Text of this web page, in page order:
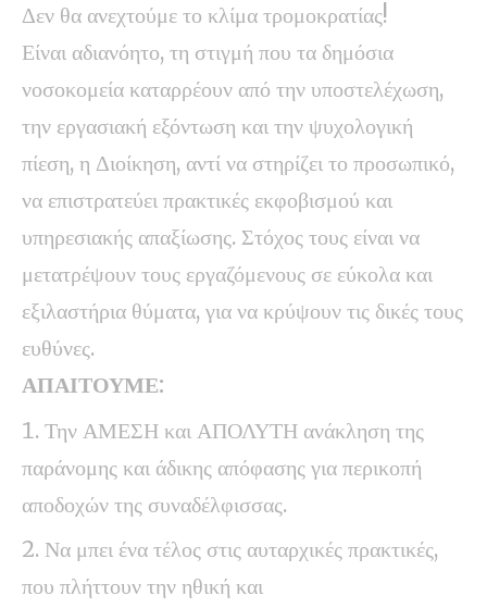
Δεν θα ανεχτούμε το κλίμα τρομοκρατίας!
Είναι αδιανόητο, τη στιγμή που τα δημόσια
νοσοκομεία καταρρέουν από την υποστελέχωση,
την εργασιακή εξόντωση και την ψυχολογική
πίεση, η Διοίκηση, αντί να στηρίζει το προσωπικό,
να επιστρατεύει πρακτικές εκφοβισμού και
υπηρεσιακής απαξίωσης. Στόχος τους είναι να
μετατρέψουν τους εργαζόμενους σε εύκολα και
εξιλαστήρια θύματα, για να κρύψουν τις δικές τους
ευθύνες.
ΑΠΑΙΤΟΥΜΕ:
Την ΑΜΕΣΗ και ΑΠΟΛΥΤΗ ανάκληση της
παράνομης και άδικης απόφασης για περικοπή
αποδοχών της συναδέλφισσας.
Να μπει ένα τέλος στις αυταρχικές πρακτικές,
που πλήττουν την ηθική και